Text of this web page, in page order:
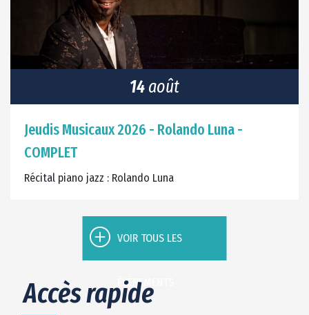
14août
Jeudis Musicaux 2026 - Rolando Luna -
COMPLET
Récital piano jazz : Rolando Luna
VOIR TOUS LES
ÉVÉNEMENTS
Accès rapide